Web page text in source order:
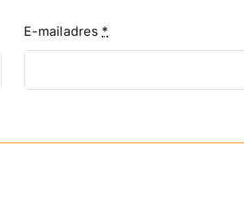
E-mailadres *